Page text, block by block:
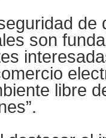
de
son
libre